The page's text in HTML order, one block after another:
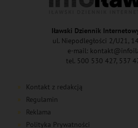
Iławski Dziennik
ul. Niepodległości 2/U21,
e-mail:
tel. 500 530 427, 537
Kontakt z redakcją
Regulamin
Reklama
Polityka Prywatności